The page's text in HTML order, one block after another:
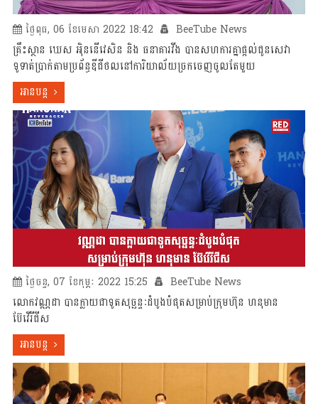
ថ្ងៃពុធ, 06 ខែមេសា 2022 18:42 BeeTube News
គ្រឹះស្ថាន ឃេស អុិននើវេសិន និង ធនាគារវីង បានសហការគ្នាផ្តល់ជូនសេវា
ទូទាត់ប្រាក់តាមប្រព័ន្ធឌីជីថលនៅការិយាល័យច្រកចេញចូលតែមួយ
អានបន្ត
ថ្ងៃចន្ទ, 07 ខែកុម្ភៈ 2022 15:25 BeeTube News
លោក​វណ្ណដា​ បានក្លាយជាទូតសុច្ឆន្ទៈដំបូងបំផុតសម្រាប់ក្រុមហ៊ុន ហនុមាន
ប៊ែវើរីជីស
អានបន្ត